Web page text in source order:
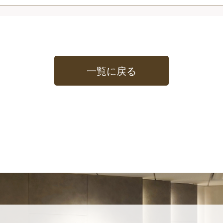
一覧に戻る